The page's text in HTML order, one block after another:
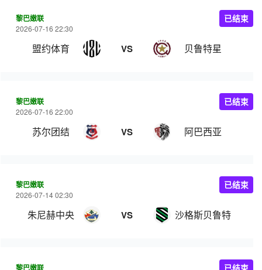
黎巴嫩联
2026-07-16 22:30
盟约体育 VS 贝鲁特星
已结束
黎巴嫩联
2026-07-16 22:00
苏尔团结 VS 阿巴西亚
已结束
黎巴嫩联
2026-07-14 02:30
朱尼赫中央 VS 沙格斯贝鲁特
已结束
黎巴嫩联